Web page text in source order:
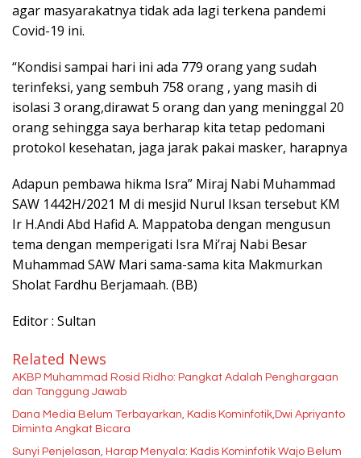
agar masyarakatnya tidak ada lagi terkena pandemi
Covid-19 ini.
“Kondisi sampai hari ini ada 779 orang yang sudah
terinfeksi, yang sembuh 758 orang , yang masih di
isolasi 3 orang,dirawat 5 orang dan yang meninggal 20
orang sehingga saya berharap kita tetap pedomani
protokol kesehatan, jaga jarak pakai masker, harapnya
Adapun pembawa hikma Isra” Miraj Nabi Muhammad
SAW 1442H/2021 M di mesjid Nurul Iksan tersebut KM
Ir H.Andi Abd Hafid A. Mappatoba dengan mengusun
tema dengan memperigati Isra Mi’raj Nabi Besar
Muhammad SAW Mari sama-sama kita Makmurkan
Sholat Fardhu Berjamaah. (BB)
Editor : Sultan
Related News
AKBP Muhammad Rosid Ridho: Pangkat Adalah Penghargaan
dan Tanggung Jawab
Dana Media Belum Terbayarkan, Kadis Kominfotik,Dwi Apriyanto
Diminta Angkat Bicara
Sunyi Penjelasan, Harap Menyala: Kadis Kominfotik Wajo Belum